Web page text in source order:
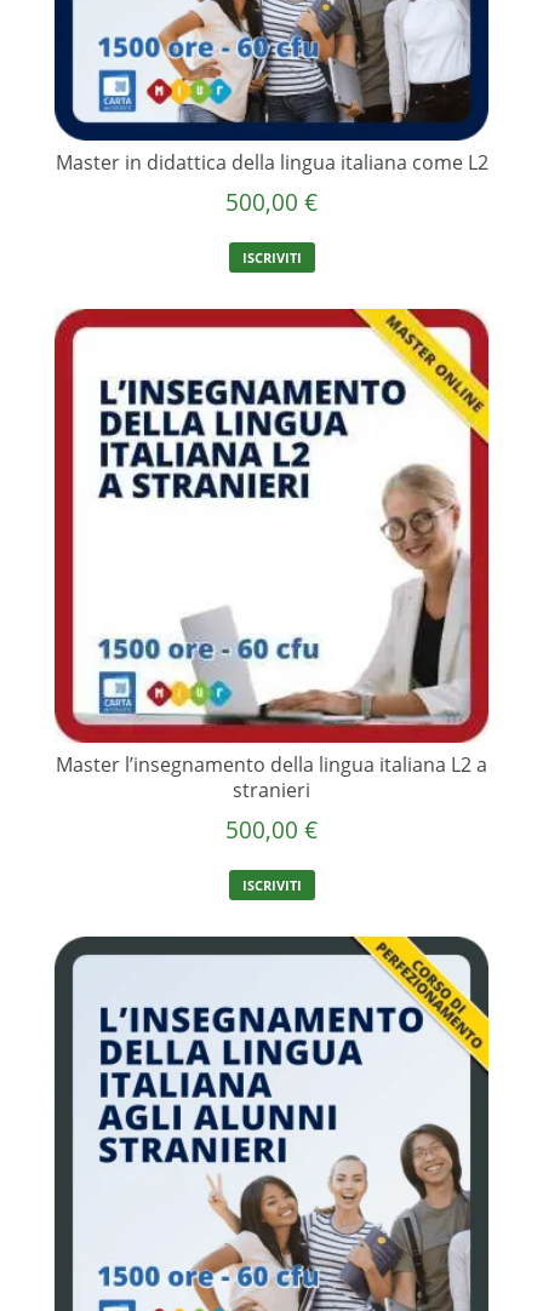
Master in didattica della lingua italiana come L2
500,00 €
ISCRIVITI
Master l’insegnamento della lingua italiana L2 a
stranieri
500,00 €
ISCRIVITI